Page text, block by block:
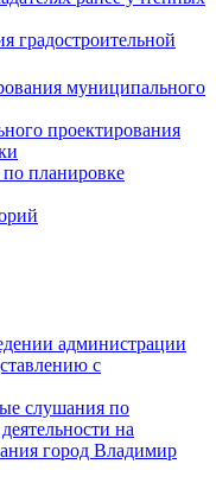
градостроительной
муниципального
проектирования
планировке
администрации
с
слушания по
на
город Владимир